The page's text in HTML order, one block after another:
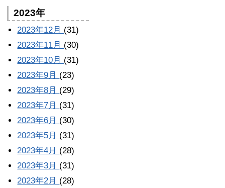
2023年
2023年12月 (31)
2023年11月 (30)
2023年10月 (31)
2023年9月 (23)
2023年8月 (29)
2023年7月 (31)
2023年6月 (30)
2023年5月 (31)
2023年4月 (28)
2023年3月 (31)
2023年2月 (28)